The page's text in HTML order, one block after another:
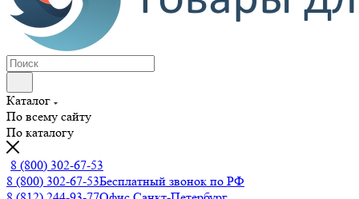
Каталог
По всему сайту
По каталогу
8 (800) 302-67-53
8 (800) 302-67-53Бесплатный звонок по РФ